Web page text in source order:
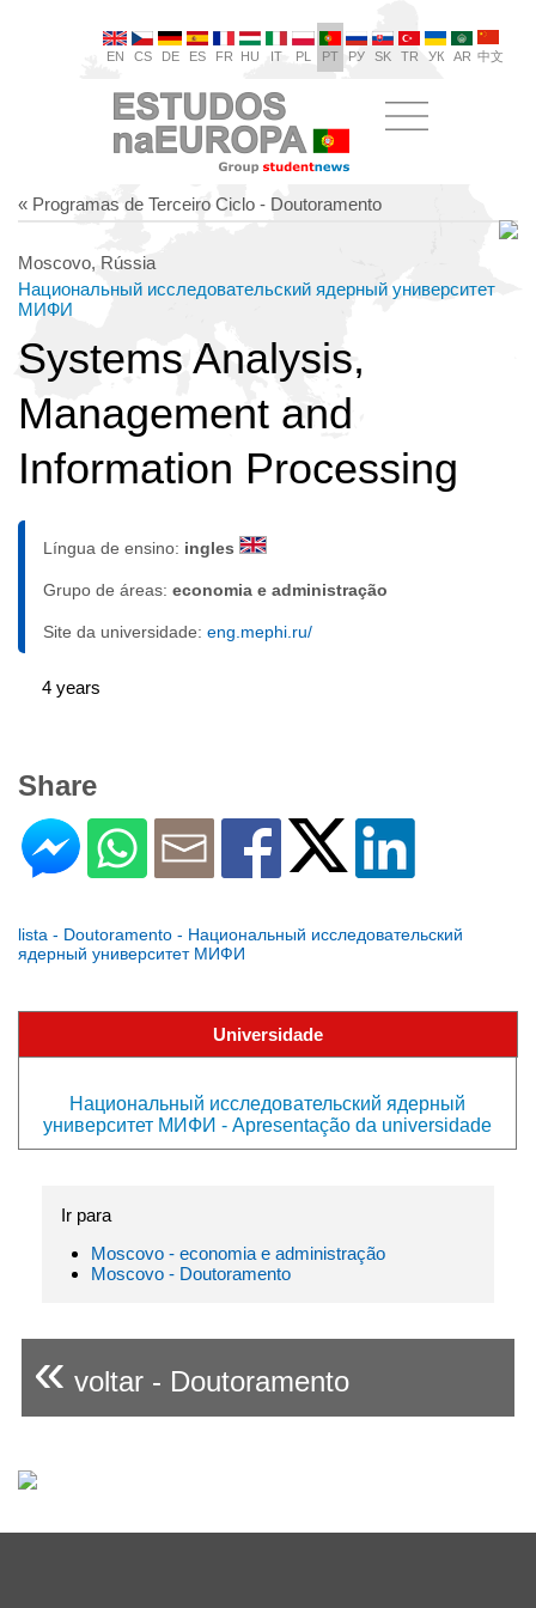
EN CS DE ES FR HU IT PL PT РУ SK TR УК AR 中文
« Programas de Terceiro Ciclo - Doutoramento
Moscovo, Rússia
Национальный исследовательский ядерный университет
МИФИ
Systems Analysis,
Management and
Information Processing
Língua de ensino: ingles
Grupo de áreas: economia e administração
Site da universidade: eng.mephi.ru/
4 years
Share
lista - Doutoramento - Национальный исследовательский
ядерный университет МИФИ
Universidade
Национальный исследовательский ядерный
университет МИФИ - Apresentação da universidade
Ir para
Moscovo - economia e administração
Moscovo - Doutoramento
« voltar - Doutoramento